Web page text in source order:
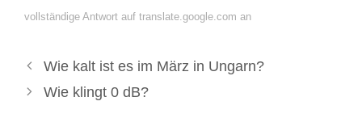
vollständige Antwort auf translate.google.com an
Wie kalt ist es im März in Ungarn?
Wie klingt 0 dB?